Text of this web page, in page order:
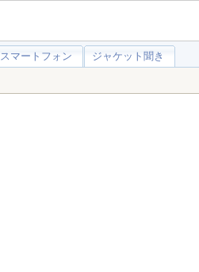
スマートフォン ジャケット聞き